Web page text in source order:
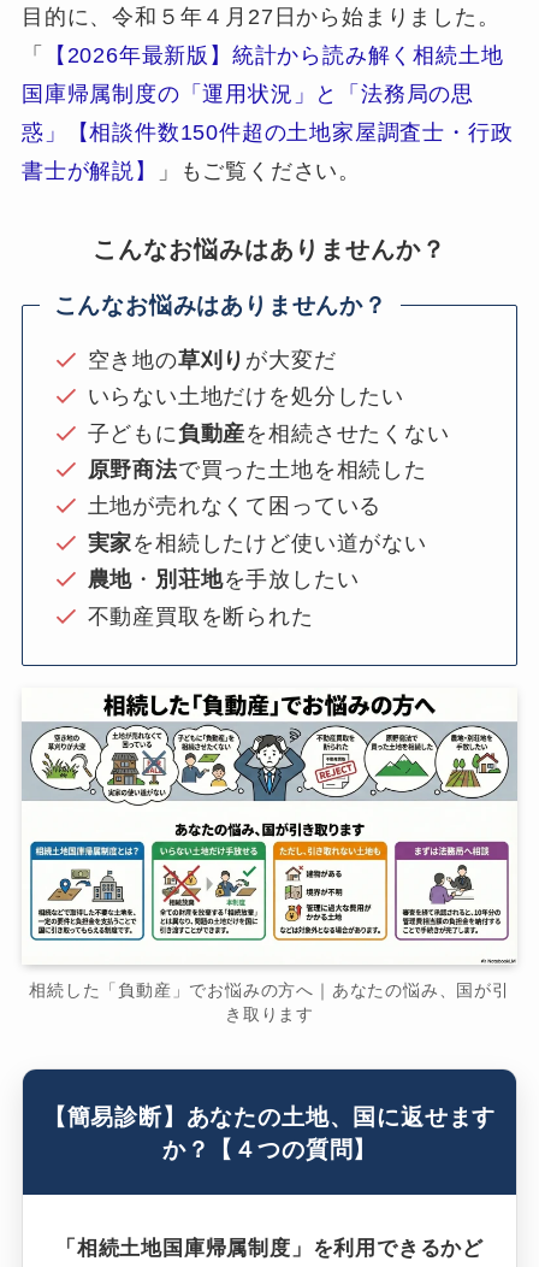
目的に、令和５年４月27日から始まりました。
「
【2026年最新版】統計から読み解く相続土地
国庫帰属制度の「運用状況」と「法務局の思
惑」【相談件数150件超の土地家屋調査士・行政
書士が解説】
」もご覧ください。
こんなお悩みはありませんか？
こんなお悩みはありませんか？
空き地の草刈り が大変だ
いらない土地だけを処分したい
子どもに負動産を相続させたくない
原野商法で買った土地を相続した
土地が売れなくて困っている
実家を相続したけど使い道がない
農地 ・ 別荘地を手放したい
不動産買取を断られた
相続した「負動産」でお悩みの方へ｜あなたの悩み、国が引
き取ります
【簡易診断】あなたの土地、国に返せます
か？【４つの質問】
「相続土地国庫帰属制度」を利用できるかど